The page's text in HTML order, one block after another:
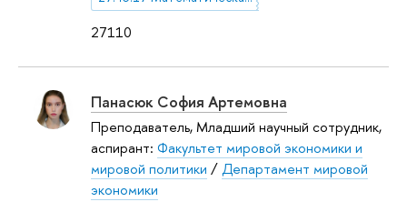
27110
Панасюк София Артемовна
Преподаватель, Младший научный сотрудник,
аспирант: Факультет мировой экономики и
мировой политики /Департамент мировой
экономики